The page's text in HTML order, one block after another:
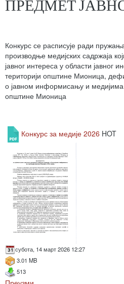
ПРЕДМЕТ
Конкурс се расписује ради
производње медијских садржаја
јавног интереса у области
територији општине Мионица,
о јавном информисању и медијима
општине Мионица
Конкурс за медије 2026 HOT
субота, 14 март 2026 12:27
3.01 MB
513